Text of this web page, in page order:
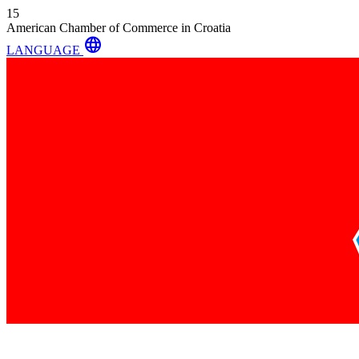
15
American Chamber of Commerce in Croatia
LANGUAGE language